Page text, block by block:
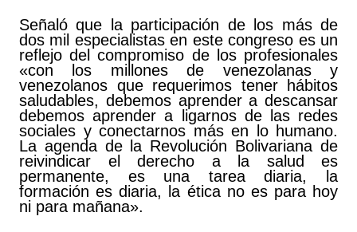
Señaló que la participación de los más de
dos mil especialistas en este congreso es un
reflejo del compromiso de los profesionales
«con los millones de venezolanas y
venezolanos que requerimos tener hábitos
saludables, debemos aprender a descansar
debemos aprender a ligarnos de las redes
sociales y conectarnos más en lo humano.
La agenda de la Revolución Bolivariana de
reivindicar el derecho a la salud es
permanente, es una tarea diaria, la
formación es diaria, la ética no es para hoy
ni para mañana».